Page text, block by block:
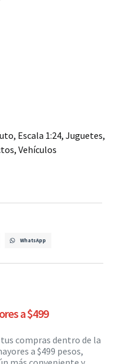
, Escala 1:24, Juguetes,
, Vehículos
WhatsApp
a $499
compras dentro de la
a $499 pesos,